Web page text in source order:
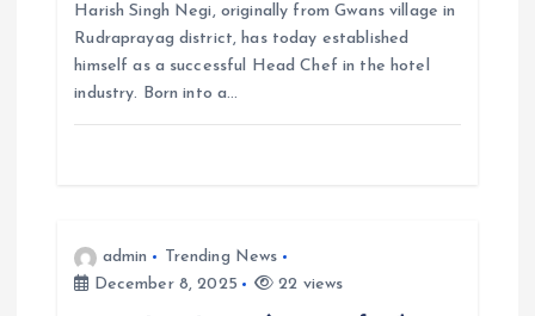
Harish Singh Negi, originally from Gwans village in
Rudraprayag district, has today established
himself as a successful Head Chef in the hotel
industry. Born into a…
admin
Trending News
December 8, 2025
22 views